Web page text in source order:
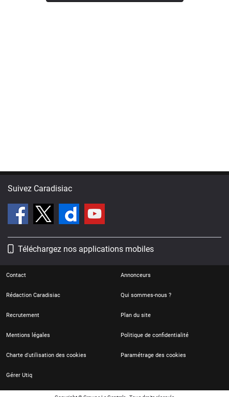
Suivez Caradisiac
Téléchargez nos applications mobiles
Contact Annonceurs
Rédaction Caradisiac Qui sommes-nous ?
Recrutement Plan du site
Mentions légales Politique de confidentialité
Charte d'utilisation des cookies Paramétrage des cookies
Gérer Utiq